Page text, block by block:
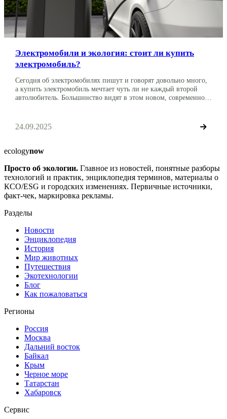
Электромобили и экология: стоит ли купить
электромобиль?
Сегодня об электромобилях пишут и говорят довольно много,
а купить электромобиль мечтает чуть ли не каждый второй
автолюбитель. Большинство видят в этом новом, современном
защиты экологии. Другие, наоборот, уверены, что в
электрокарах скрыт определенный риск как для человека, так и
24.09.2025
ecologynow
Просто об экологии. Главное из новостей, понятные разборы
технологий и практик, энциклопедия терминов, материалы о
КСО/ESG и городских изменениях. Первичные источники,
факт-чек, маркировка рекламы.
Разделы
Новости
Энциклопедия
История
Мир животных
Путешествия
Экотехнологии
Блог
Как пожаловаться
Регионы
Россия
Москва
Дальний восток
Байкал
Крым
Черное море
Татарстан
Хабаровск
Сервис